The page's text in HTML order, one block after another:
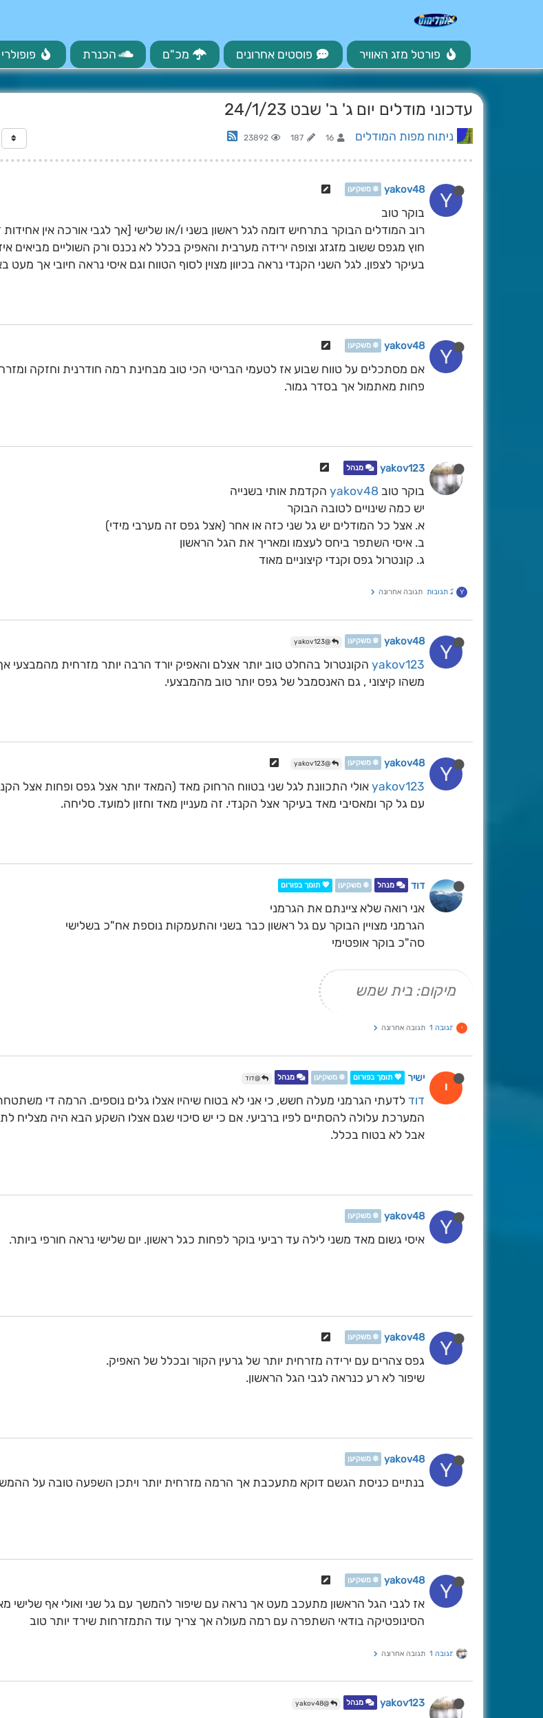
פורטל מזג האוויר פוסטים אחרונים מכ"ם הכנרת פופולרי
עדכוני מודלים יום ג' ב' שבט 24/1/23
ניתוח מפות המודלים 16
187
23892
Y
yakov48 ❄️ משקיען
בוקר טוב
רוב המודלים הבוקר בתרחיש דומה לגל ראשון בשני ו/או שלישי [אך לגבי אורכה אין אחידות
חוץ מגפס ששוב מזגזג וצופה ירידה מערבית והאפיק בכלל לא נכנס ורק השוליים מביאים
בעיקר לצפון. לגל השני הקנדי נראה בכיוון מצוין לסוף הטווח וגם איסי נראה חיובי אך מעט
Y
yakov48 ❄️ משקיען
אם מסתכלים על טווח שבוע אז לטעמי הבריטי הכי טוב מבחינת רמה חודרנית וחזקה
פחות מאתמול אך בסדר גמור.
yakov123 מנהל
בוקר טוב yakov48 הקדמת אותי בשנייה
יש כמה שינויים לטובה הבוקר
א. אצל כל המודלים יש גל שני כזה או אחר (אצל גפס זה מערבי מידי)
ב. איסי השתפר ביחס לעצמו ומאריך את הגל הראשון
ג. קונטרול גפס וקנדי קיצוניים מאוד
Y 2 תגובות תגובה אחרונה
Y
yakov48 ❄️ משקיען @yakov123
yakov123 הקונטרול בהחלט טוב יותר אצלם והאפיק יורד הרבה יותר מזרחית מהמבצעי
משהו קיצוני , גם האנסמבל של גפס יותר טוב מהמבצעי.
Y
yakov48 ❄️ משקיען @yakov123
yakov123אולי התכוונת לגל שני בטווח הרחוק מאד (המאד יותר אצל גפס ופחות אצל
עם גל קר ומאסיבי מאד בעיקר אצל הקנדי. זה מעניין מאד וחזון למועד. סליחה.
דוד מנהל ❄️ משקיען 💖 תומך בפורום
אני רואה שלא ציינתם את הגרמני
הגרמני מצויין הבוקר עם גל ראשון כבר בשני והתעמקות נוספת אח"כ בשלישי
סה"כ בוקר אופטימי
מיקום: בית שמש
י תגובה 1 תגובה אחרונה
י ישיר 💖 תומך בפורום ❄️ משקיען מנהל @דוד
דוד לדעתי הגרמני מעלה חשש, כי אני לא בטוח שיהיו אצלו גלים נוספים. הרמה די
המערכת עלולה להסתיים לפיו ברביעי. אם כי יש סיכוי שגם אצלו השקע הבא היה מצליח
אבל לא בטוח בכלל.
Y
yakov48 ❄️ משקיען
איסי גשום מאד משני לילה עד רביעי בוקר לפחות כגל ראשון. יום שלישי נראה חורפי ביותר.
Y
yakov48 ❄️ משקיען
גפס צהרים עם ירידה מזרחית יותר של גרעין הקור ובכלל של האפיק.
שיפור לא רע כנראה לגבי הגל הראשון.
Y
yakov48 ❄️ משקיען
בנתיים כניסת הגשם דוקא מתעכבת אך הרמה מזרחית יותר ויתכן השפעה טובה על
Y
yakov48 ❄️ משקיען
אז לגבי הגל הראשון מתעכב מעט אך נראה עם שיפור להמשך עם גל שני ואולי אף שלישי
הסינופטיקה בודאי השתפרה עם רמה מעולה אך צריך עוד התמזרחות שירד יותר טוב
תגובה 1 תגובה אחרונה
yakov123 מנהל @yakov48